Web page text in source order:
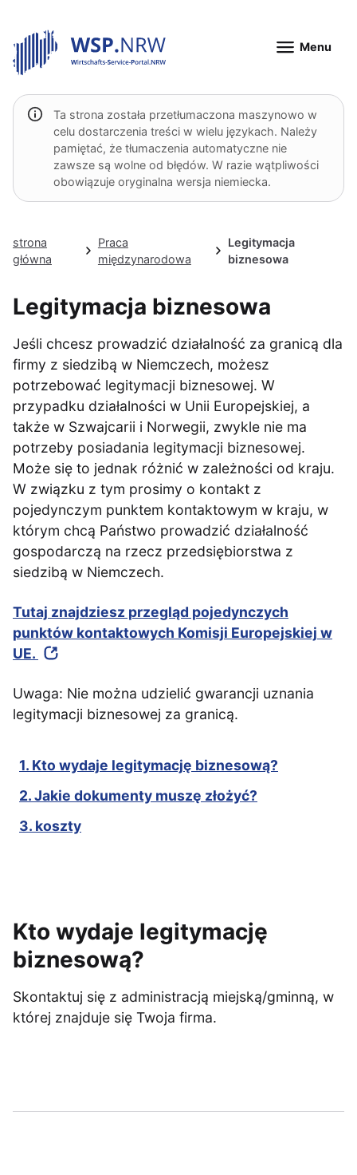
Menu
Ta strona została przetłumaczona maszynowo w
celu dostarczenia treści w wielu językach. Należy
pamiętać, że tłumaczenia automatyczne nie
zawsze są wolne od błędów. W razie wątpliwości
obowiązuje oryginalna wersja niemiecka.
strona
główna
Praca
międzynarodowa
Legitymacja
biznesowa
Legitymacja biznesowa
Jeśli chcesz prowadzić działalność za granicą dla
firmy z siedzibą w Niemczech, możesz
potrzebować legitymacji biznesowej. W
przypadku działalności w Unii Europejskiej, a
także w Szwajcarii i Norwegii, zwykle nie ma
potrzeby posiadania legitymacji biznesowej.
Może się to jednak różnić w zależności od kraju.
W związku z tym prosimy o kontakt z
pojedynczym punktem kontaktowym w kraju, w
którym chcą Państwo prowadzić działalność
gospodarczą na rzecz przedsiębiorstwa z
siedzibą w Niemczech.
Tutaj znajdziesz przegląd pojedynczych
punktów kontaktowych Komisji Europejskiej w
UE.
Uwaga: Nie można udzielić gwarancji uznania
legitymacji biznesowej za granicą.
Kto wydaje legitymację
biznesową?
Skontaktuj się z administracją miejską/gminną, w
której znajduje się Twoja firma.
1. Kto wydaje legitymację biznesową?
2. Jakie dokumenty muszę złożyć?
3. koszty